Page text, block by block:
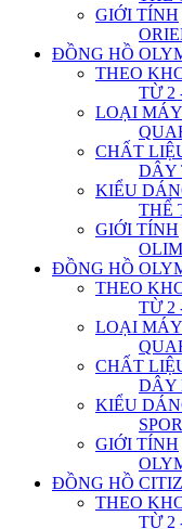
GIỚI TÍNH
ĐỒNG HỒ
THEO
TỪ 2
LOẠI MÁY
CHẤT
DÂY
KIỂU
THỂ
GIỚI TÍNH
ĐỒNG HỒ
THEO
TỪ 2
LOẠI MÁY
CHẤT
DÂY
KIỂU
GIỚI TÍNH
ĐỒNG HỒ
THEO
TỪ 2